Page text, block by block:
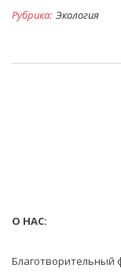
Рубрика: Экология
О НАС:
Благотворительный